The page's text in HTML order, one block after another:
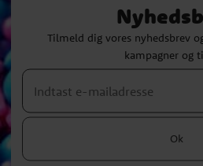
Tilmeld dig vores nyhedsbrev
kampagner og
Ok